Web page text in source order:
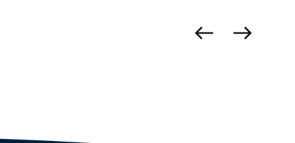
Vorige Volgende